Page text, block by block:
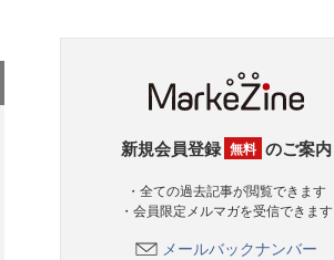
新規会員登録 無料 のご案内
・全ての過去記事が閲覧できます
・会員限定メルマガを受信できます
メールバックナンバー